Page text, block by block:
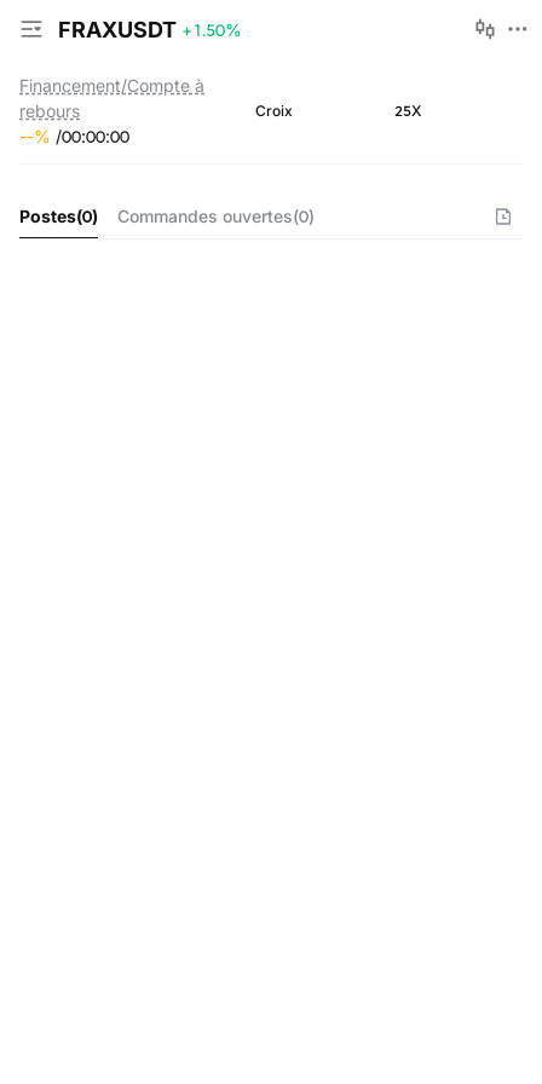
FRAXUSDT +1.50%
Financement/Compte à
rebours
--% /00:00:00
Croix 25X
Postes(0) Commandes ouvertes(0)